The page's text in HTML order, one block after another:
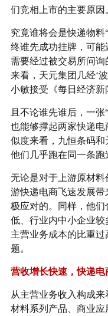
们竞相上市的主要原因
究竟谁将会是快递物料
终谁先成功挂牌，可
需要经过被交易所问
来看，天元集团几经‘
小敏接受《每日经济新
且不论谁先谁后，一
也能够撑起两家快递
似度来看，九恒条码和
他们几乎跑在同一条跑
无论是对于上游原材
游快递电商飞速发展
极应对的。同样，他
低、行业内中小企业
主营业务成本的比重
题。
营收增长快速，快递电
从主营业务收入构成
材料系列产品、商业应